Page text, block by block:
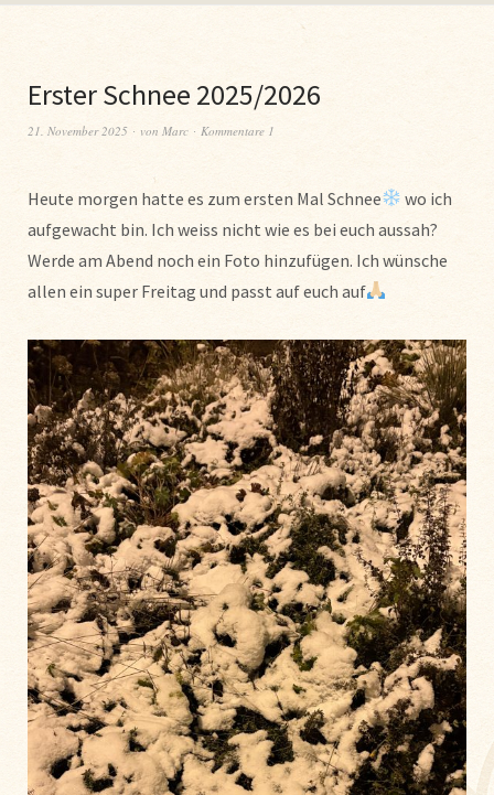
Erster Schnee 2025/2026
21. November 2025 von Marc Kommentare 1
Heute morgen hatte es zum ersten Mal Schnee
wo ich
aufgewacht bin. Ich weiss nicht wie es bei euch aussah?
Werde am Abend noch ein Foto hinzufügen. Ich wünsche
allen ein super Freitag und passt auf euch auf